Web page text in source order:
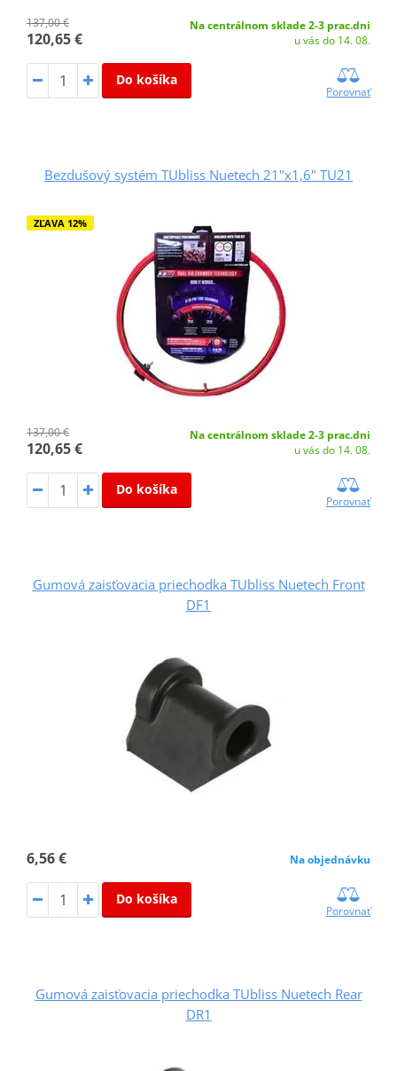
137,00 €
120,65 €
Na centrálnom sklade 2-3 prac.dni
u vás do 14. 08.
Do košíka
Porovnať
Bezdušový systém TUbliss Nuetech 21"x1,6" TU21
ZĽAVA 12%
137,00 €
120,65 €
Na centrálnom sklade 2-3 prac.dni
u vás do 14. 08.
Do košíka
Porovnať
Gumová zaisťovacia priechodka TUbliss Nuetech Front
DF1
6,56 € Na objednávku
Do košíka
Porovnať
Gumová zaisťovacia priechodka TUbliss Nuetech Rear
DR1